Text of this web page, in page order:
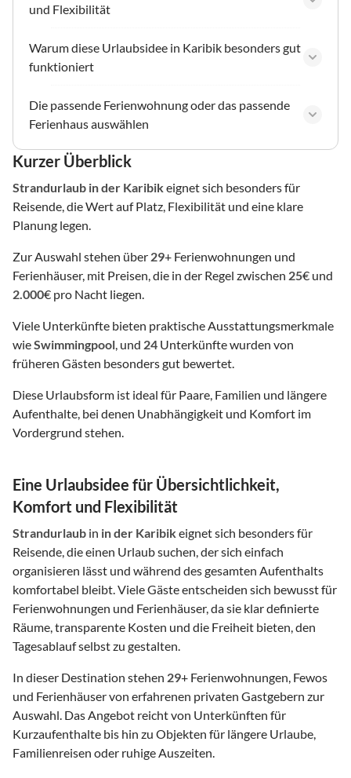
und Flexibilität
Warum diese Urlaubsidee in Karibik besonders gut
funktioniert
Die passende Ferienwohnung oder das passende
Ferienhaus auswählen
Kurzer Überblick
Strandurlaub in der Karibikeignet sich besonders für
Reisende, die Wert auf Platz, Flexibilität und eine klare
Planung legen.
Zur Auswahl stehen über 29+ Ferienwohnungen und
Ferienhäuser, mit Preisen, die in der Regel zwischen 25€ und
2.000€ pro Nacht liegen.
Viele Unterkünfte bieten praktische Ausstattungsmerkmale
wieSwimmingpool, und 24 Unterkünfte wurden von
früheren Gästen besonders gut bewertet.
Diese Urlaubsform ist ideal für Paare, Familien und längere
Aufenthalte, bei denen Unabhängigkeit und Komfort im
Vordergrund stehen.
Eine Urlaubsidee für Übersichtlichkeit,
Komfort und Flexibilität
Strandurlaub in in der Karibikeignet sich besonders für
Reisende, die einen Urlaub suchen, der sich einfach
organisieren lässt und während des gesamten Aufenthalts
komfortabel bleibt. Viele Gäste entscheiden sich bewusst für
Ferienwohnungen und Ferienhäuser, da sie klar definierte
Räume, transparente Kosten und die Freiheit bieten, den
Tagesablauf selbst zu gestalten.
In dieser Destination stehen 29+ Ferienwohnungen, Fewos
und Ferienhäuser von erfahrenen privaten Gastgebern zur
Auswahl. Das Angebot reicht von Unterkünften für
Kurzaufenthalte bis hin zu Objekten für längere Urlaube,
Familienreisen oder ruhige Auszeiten.